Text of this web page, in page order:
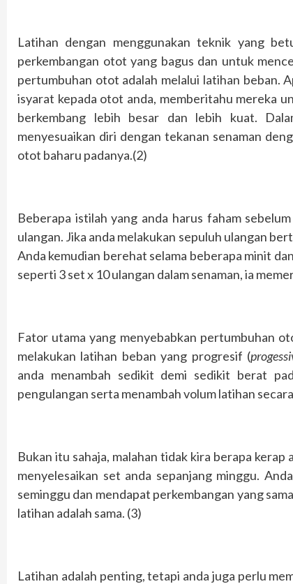
Latihan dengan menggunakan teknik yang
perkembangan otot yang bagus dan untuk
pertumbuhan otot adalah melalui latihan beban.
isyarat kepada otot anda, memberitahu mereka
berkembang lebih besar dan lebih kuat.
menyesuaikan diri dengan tekanan senaman
otot baharu padanya.(2)
Beberapa istilah yang anda harus faham
ulangan. Jika anda melakukan sepuluh ulangan
Anda kemudian berehat selama beberapa minit
seperti 3 set x 10 ulangan dalam senaman, ia
Fator utama yang menyebabkan pertumbuhan
melakukan latihan beban yang progresif (
anda menambah sedikit demi sedikit berat
pengulangan serta menambah volum latihan
Bukan itu sahaja, malahan tidak kira berapa
menyelesaikan set anda sepanjang minggu.
seminggu dan mendapat perkembangan yang
latihan adalah sama. (3)
Latihan adalah penting, tetapi anda juga perlu